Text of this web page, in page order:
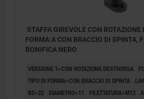
STAFFA GIREVOLE CON ROTAZIONE
FORMA:A CON BRACCIO DI SPINTA,
BONIFICA NERO
VERSIONE 1=CON ROTAZIONE DESTRORSA
TIPO DI FORMA=CON BRACCIO DI SPINTA
B2=22
DIAMETRO=11 FILETTATURA=M12